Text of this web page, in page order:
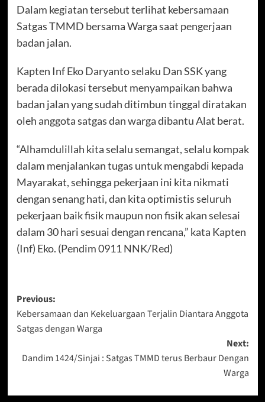
Dalam kegiatan tersebut terlihat kebersamaan
Satgas TMMD bersama Warga saat pengerjaan
badan jalan.
Kapten Inf Eko Daryanto selaku Dan SSK yang
berada dilokasi tersebut menyampaikan bahwa
badan jalan yang sudah ditimbun tinggal diratakan
oleh anggota satgas dan warga dibantu Alat berat.
“Alhamdulillah kita selalu semangat, selalu kompak
dalam menjalankan tugas untuk mengabdi kepada
Mayarakat, sehingga pekerjaan ini kita nikmati
dengan senang hati, dan kita optimistis seluruh
pekerjaan baik fisik maupun non fisik akan selesai
dalam 30 hari sesuai dengan rencana,” kata Kapten
(Inf) Eko. (Pendim 0911 NNK/Red)
Post
navigation
Previous:
Kebersamaan dan Kekeluargaan Terjalin Diantara Anggota
Satgas dengan Warga
Next:
Dandim 1424/Sinjai : Satgas TMMD terus Berbaur Dengan
Warga